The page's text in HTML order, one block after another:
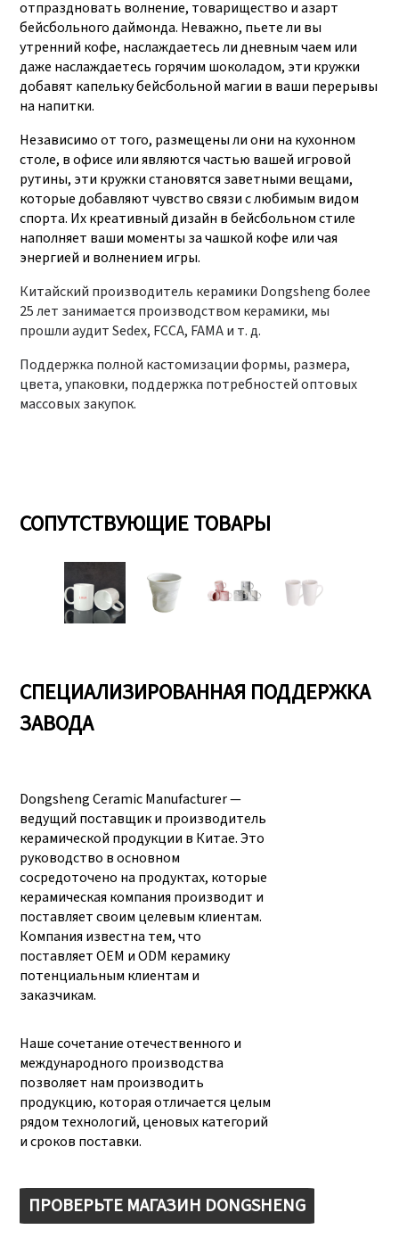
отпраздновать волнение, товарищество и азарт
бейсбольного даймонда. Неважно, пьете ли вы
утренний кофе, наслаждаетесь ли дневным чаем или
даже наслаждаетесь горячим шоколадом, эти кружки
добавят капельку бейсбольной магии в ваши перерывы
на напитки.
Независимо от того, размещены ли они на кухонном
столе, в офисе или являются частью вашей игровой
рутины, эти кружки становятся заветными вещами,
которые добавляют чувство связи с любимым видом
спорта. Их креативный дизайн в бейсбольном стиле
наполняет ваши моменты за чашкой кофе или чая
энергией и волнением игры.
Китайский производитель керамики Dongsheng более
25 лет занимается производством керамики, мы
прошли аудит Sedex, FCCA, FAMA и т. д.
Поддержка полной кастомизации формы, размера,
цвета, упаковки, поддержка потребностей оптовых
массовых закупок.
СОПУТСТВУЮЩИЕ ТОВАРЫ
СПЕЦИАЛИЗИРОВАННАЯ ПОДДЕРЖКА
ЗАВОДА
Dongsheng Ceramic Manufacturer —
ведущий поставщик и производитель
керамической продукции в Китае. Это
руководство в основном
сосредоточено на продуктах, которые
керамическая компания производит и
поставляет своим целевым клиентам.
Компания известна тем, что
поставляет OEM и ODM керамику
потенциальным клиентам и
заказчикам.
Наше сочетание отечественного и
международного производства
позволяет нам производить
продукцию, которая отличается целым
рядом технологий, ценовых категорий
и сроков поставки.
ПРОВЕРЬТЕ МАГАЗИН DONGSHENG